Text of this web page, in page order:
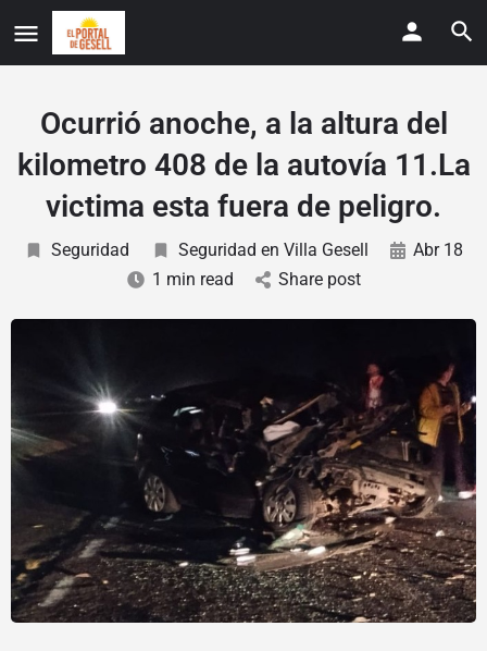
Ocurrió anoche, a la altura del
kilometro 408 de la autovía 11.La
victima esta fuera de peligro.
Seguridad Seguridad en Villa Gesell
Abr 18
1 min read
Share post